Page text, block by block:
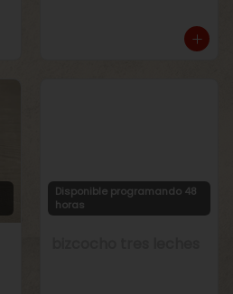
Disponible programando 48
horas